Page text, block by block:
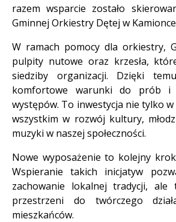
razem wsparcie zostało
Gminnej Orkiestry Dętej w
W ramach pomocy dla orkiestry,
pulpity nutowe oraz krzesła,
siedziby organizacji. Dzięki
komfortowe warunki do prób i
występów. To inwestycja nie tylko
wszystkim w rozwój kultury,
muzyki w naszej społeczności.
Nowe wyposażenie to kolejny
Wspieranie takich inicjatyw
zachowanie lokalnej tradycji,
przestrzeni do twórczego
mieszkańców.